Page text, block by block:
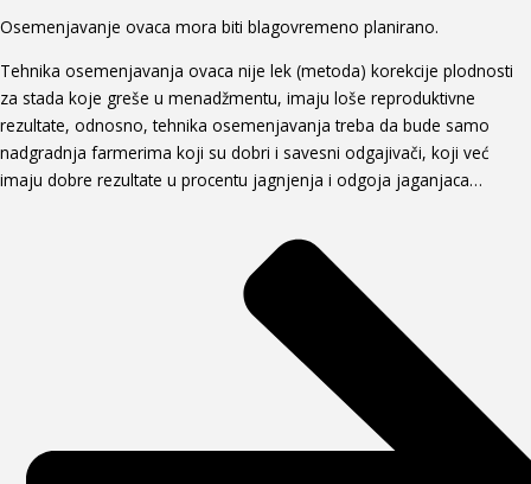
Osemenjavanje ovaca mora biti blagovremeno planirano.
Tehnika osemenjavanja ovaca nije lek (metoda) korekcije plodnosti
za stada koje greše u menadžmentu, imaju loše reproduktivne
rezultate, odnosno, tehnika osemenjavanja treba da bude samo
nadgradnja farmerima koji su dobri i savesni odgajivači, koji već
imaju dobre rezultate u procentu jagnjenja i odgoja jaganjaca…